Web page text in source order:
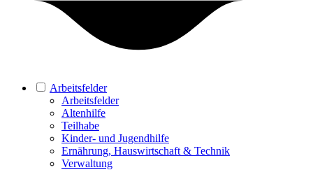
Arbeitsfelder
Arbeitsfelder
Altenhilfe
Teilhabe
Kinder- und Jugendhilfe
Ernährung, Hauswirtschaft & Technik
Verwaltung